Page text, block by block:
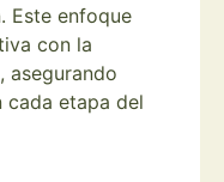
Este enfoque
con la
asegurando
cada etapa del